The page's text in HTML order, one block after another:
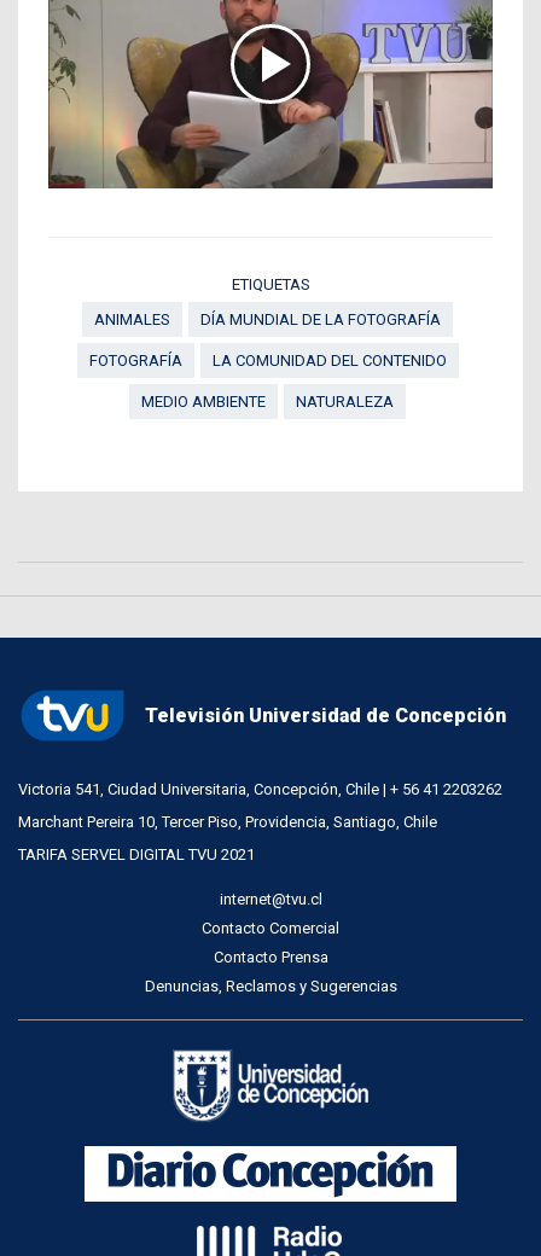
ETIQUETAS
ANIMALES
DÍA MUNDIAL DE LA FOTOGRAFÍA
FOTOGRAFÍA LA COMUNIDAD DEL CONTENIDO
MEDIO AMBIENTE NATURALEZA
Televisión Universidad de Concepción
Victoria 541, Ciudad Universitaria, Concepción, Chile | + 56 41 2203262
Marchant Pereira 10, Tercer Piso, Providencia, Santiago, Chile
TARIFA SERVEL DIGITAL TVU 2021
internet@tvu.cl
Contacto Comercial
Contacto Prensa
Denuncias, Reclamos y Sugerencias